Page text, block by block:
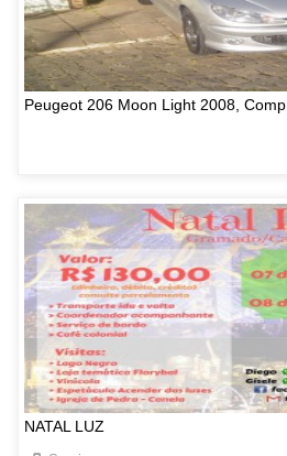
Peugeot 206 Moon Light 2008, Comp
NATAL LUZ